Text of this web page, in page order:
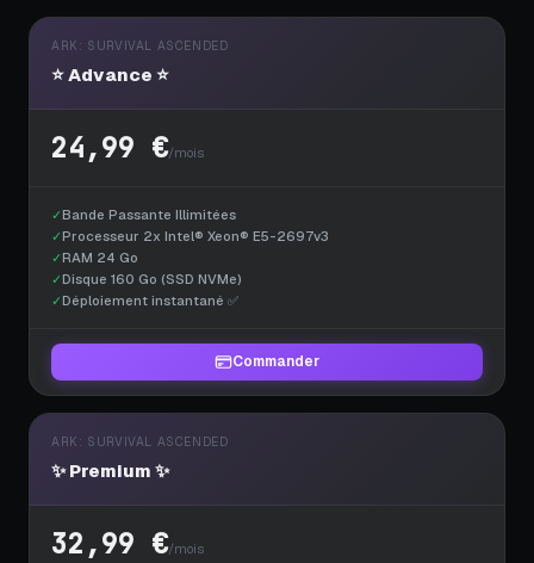
ARK: SURVIVAL ASCENDED
⭐ Advance ⭐
24,99 €/mois
✓Bande Passante Illimitées
✓Processeur 2x Intel® Xeon® E5-2697v3
✓RAM 24 Go
✓Disque 160 Go (SSD NVMe)
✓Déploiement instantané ✅
Commander
ARK: SURVIVAL ASCENDED
✨ Premium ✨
32,99 €/mois